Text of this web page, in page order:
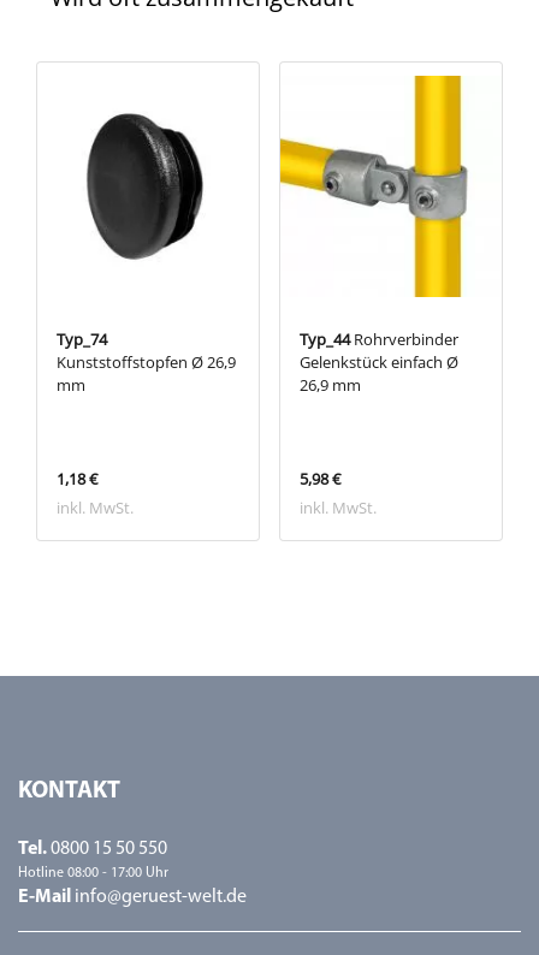
Typ_74
Kunststoffstopfen Ø 26,9
mm
1,18 €
inkl. MwSt.
Typ_44Rohrverbinder
Gelenkstück einfach Ø
26,9 mm
5,98 €
inkl. MwSt.
KONTAKT
Tel.0800 15 50 550
Hotline 08:00 - 17:00 Uhr
E-Mail info@geruest-welt.de